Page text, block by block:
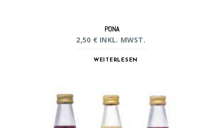
PONA
2,50 € INKL. MWST.
WEITERLESEN